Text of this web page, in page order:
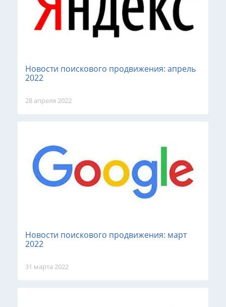
Новости поискового продвижения: апрель
2022
28 апреля 2022
Новости поискового продвижения: март
2022
31 марта 2022